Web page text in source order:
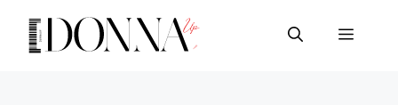
contenuto
Menu